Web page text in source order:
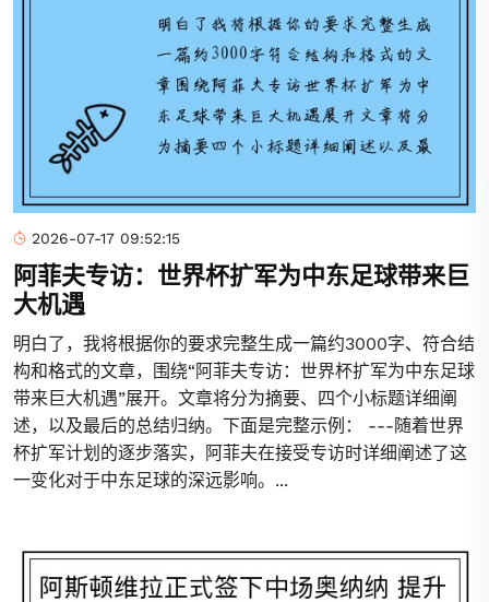
2026-07-17 09:52:15
阿菲夫专访：世界杯扩军为中东足球带来巨
大机遇
明白了，我将根据你的要求完整生成一篇约3000字、符合结
构和格式的文章，围绕“阿菲夫专访：世界杯扩军为中东足球
带来巨大机遇”展开。文章将分为摘要、四个小标题详细阐
述，以及最后的总结归纳。下面是完整示例： ---随着世界
杯扩军计划的逐步落实，阿菲夫在接受专访时详细阐述了这
一变化对于中东足球的深远影响。...